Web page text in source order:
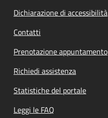
Dichiarazione di accessibilità
Contatti
Prenotazione appuntamento
Richiedi assistenza
Statistiche del portale
Leggi le FAQ